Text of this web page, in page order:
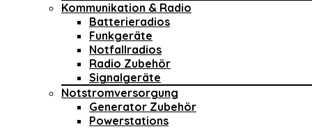
Kommunikation & Radio
Batterieradios
Funkgeräte
Notfallradios
Radio Zubehör
Signalgeräte
Notstromversorgung
Generator Zubehör
Powerstations